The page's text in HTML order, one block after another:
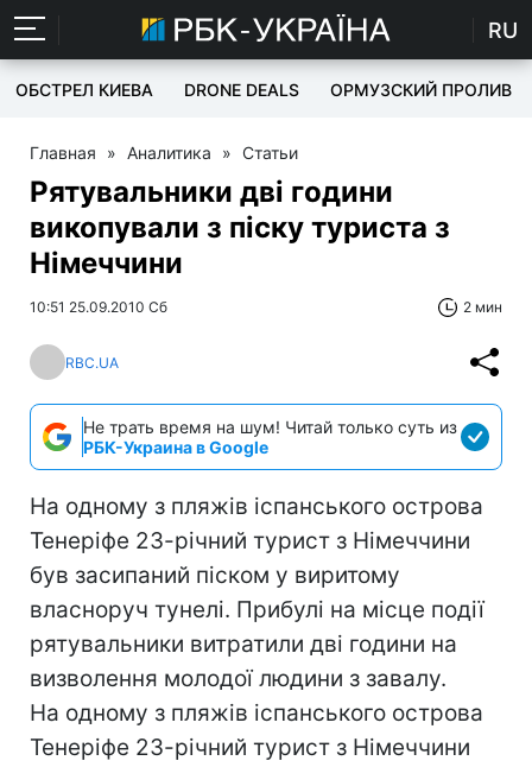
RU
ОБСТРЕЛ КИЕВА DRONE DEALS ОРМУЗСКИЙ ПРОЛИВ
Главная » Аналитика » Статьи
Рятувальники дві години
викопували з піску туриста з
Німеччини
10:51 25.09.2010 Сб 2 мин
RBC.UA
Не трать время на шум! Читай только суть из
РБК-Украина в Google
На одному з пляжів іспанського острова
Тенеріфе 23-річний турист з Німеччини
був засипаний піском у виритому
власноруч тунелі. Прибулі на місце події
рятувальники витратили дві години на
визволення молодої людини з завалу.
На одному з пляжів іспанського острова
Тенеріфе 23-річний турист з Німеччини